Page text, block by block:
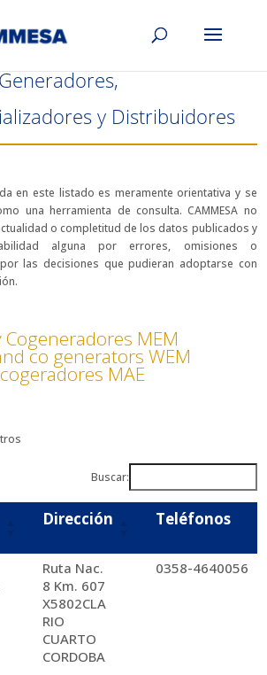
y Distribuidores
en este listado es meramente orientativa y se
una herramienta de consulta. CAMMESA no
o completitud de los datos publicados y
alguna por errores, omisiones o
las decisiones que pudieran adoptarse con
MEM
co generators WEM
MAE
Buscar:
Dirección Teléfonos
Ruta Nac.
8 Km. 607
X5802CLA
RIO
CUARTO
CORDOBA
0358-4640056